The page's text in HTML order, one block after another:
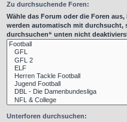
Zu durchsuchende Foren:
Wähle das Forum oder die Foren
werden automatisch mit durchsucht,
durchsuchen“ unten nicht
Unterforen durchsuchen: